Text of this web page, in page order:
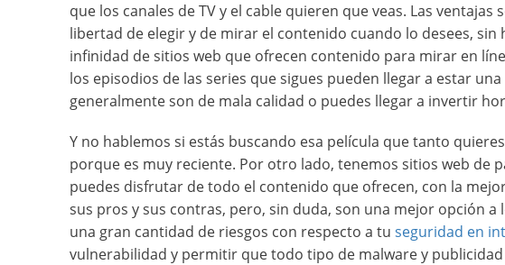
que los canales de TV y el cable quieren que veas. Las
libertad de elegir y de mirar el contenido cuando lo desees,
infinidad de sitios web que ofrecen contenido para mirar en
los episodios de las series que sigues pueden llegar a estar
generalmente son de mala calidad o puedes llegar a invertir
Y no hablemos si estás buscando esa película que tanto
porque es muy reciente. Por otro lado, tenemos sitios web de
puedes disfrutar de todo el contenido que ofrecen, con la
sus pros y sus contras, pero, sin duda, son una mejor opción
una gran cantidad de riesgos con respecto a tu seguridad en
vulnerabilidad y permitir que todo tipo de malware y